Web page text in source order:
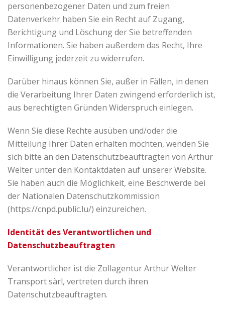
personenbezogener Daten und zum freien
Datenverkehr haben Sie ein Recht auf Zugang,
Berichtigung und Löschung der Sie betreffenden
Informationen. Sie haben außerdem das Recht, Ihre
Einwilligung jederzeit zu widerrufen.
Darüber hinaus können Sie, außer in Fällen, in denen
die Verarbeitung Ihrer Daten zwingend erforderlich ist,
aus berechtigten Gründen Widerspruch einlegen.
Wenn Sie diese Rechte ausüben und/oder die
Mitteilung Ihrer Daten erhalten möchten, wenden Sie
sich bitte an den Datenschutzbeauftragten von Arthur
Welter unter den Kontaktdaten auf unserer Website.
Sie haben auch die Möglichkeit, eine Beschwerde bei
der Nationalen Datenschutzkommission
(https://cnpd.public.lu/) einzureichen.
Identität des Verantwortlichen und
Datenschutzbeauftragten
Verantwortlicher ist die Zollagentur Arthur Welter
Transport sàrl, vertreten durch ihren
Datenschutzbeauftragten.